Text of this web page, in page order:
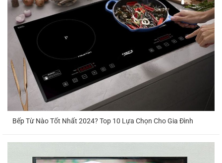
Moter
quạt dàn
nóng
2 HP
600.000 –
1.800.000
06-12 tháng
Sửa Chữa
Điện Lạnh
0866
200 222
☎ 0866 200
222
Cánh Quạt
dàn lạnh
350.000 –
800.000
dàn lạnh
HP
950.000
Bếp Từ Nào Tốt Nhất 2024? Top 10 Lựa Chọn Cho Gia Đình